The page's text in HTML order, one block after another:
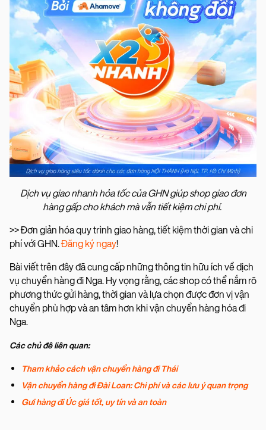
Dịch vụ giao nhanh hỏa tốc của GHN giúp shop giao đơn
hàng gấp cho khách mà vẫn tiết kiệm chi phí.
>> Đơn giản hóa quy trình giao hàng, tiết kiệm thời gian và chi
phí với GHN.Đăng ký ngay!
Bài viết trên đây đã cung cấp những thông tin hữu ích về dịch
vụ chuyển hàng đi Nga. Hy vọng rằng, các shop có thể nắm rõ
phương thức gửi hàng, thời gian và lựa chọn được đơn vị vận
chuyển phù hợp và an tâm hơn khi vận chuyển hàng hóa đi
Nga.
Các chủ đê liên quan:
Tham khảo cách vận chuyển hàng đi Thái
Vận chuyển hàng đi Đài Loan: Chi phí và các lưu ý quan trọng
Gưi hàng đi Úc giá tốt, uy tín và an toàn